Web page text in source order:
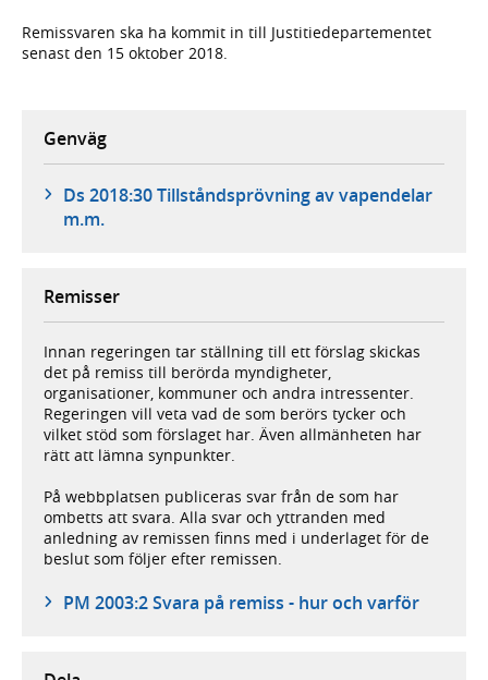
Remissvaren ska ha kommit in till Justitiedepartementet
senast den 15 oktober 2018.
Genväg
Ds 2018:30 Tillståndsprövning av vapendelar
m.m.
Remisser
Innan regeringen tar ställning till ett förslag skickas
det på remiss till berörda myndigheter,
organisationer, kommuner och andra intressenter.
Regeringen vill veta vad de som berörs tycker och
vilket stöd som förslaget har. Även allmänheten har
rätt att lämna synpunkter.
På webbplatsen publiceras svar från de som har
ombetts att svara. Alla svar och yttranden med
anledning av remissen finns med i underlaget för de
beslut som följer efter remissen.
PM 2003:2 Svara på remiss - hur och varför